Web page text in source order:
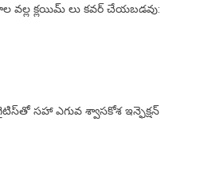
వల్ల క్లయిమ్ లు కవర్ చేయబడవు:
సహా ఎగువ శ్వాసకోశ ఇన్ఫెక్షన్